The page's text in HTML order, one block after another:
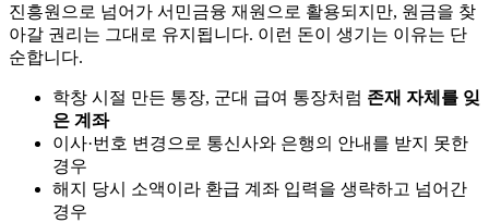
진흥원으로 넘어가 서민금융 재원으로 활용되지만, 원금을 찾
아갈 권리는 그대로 유지됩니다. 이런 돈이 생기는 이유는 단
순합니다.
학창 시절 만든 통장, 군대 급여 통장처럼 존재 자체를 잊
은 계좌
이사·번호 변경으로 통신사와 은행의 안내를 받지 못한
경우
해지 당시 소액이라 환급 계좌 입력을 생략하고 넘어간
경우